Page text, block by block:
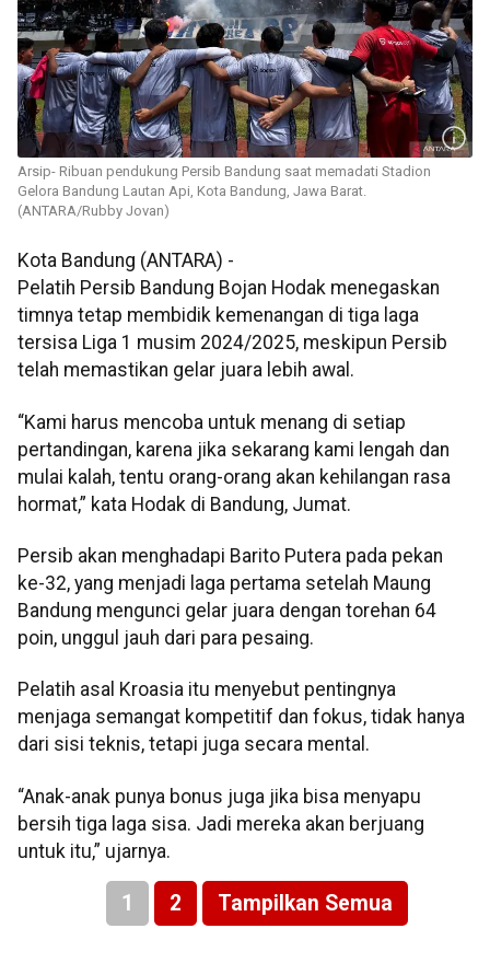
Arsip- Ribuan pendukung Persib Bandung saat memadati Stadion
Gelora Bandung Lautan Api, Kota Bandung, Jawa Barat.
(ANTARA/Rubby Jovan)
Kota Bandung (ANTARA) -
Pelatih Persib Bandung Bojan Hodak menegaskan
timnya tetap membidik kemenangan di tiga laga
tersisa Liga 1 musim 2024/2025, meskipun Persib
telah memastikan gelar juara lebih awal.
“Kami harus mencoba untuk menang di setiap
pertandingan, karena jika sekarang kami lengah dan
mulai kalah, tentu orang-orang akan kehilangan rasa
hormat,” kata Hodak di Bandung, Jumat.
Persib akan menghadapi Barito Putera pada pekan
ke-32, yang menjadi laga pertama setelah Maung
Bandung mengunci gelar juara dengan torehan 64
poin, unggul jauh dari para pesaing.
Pelatih asal Kroasia itu menyebut pentingnya
menjaga semangat kompetitif dan fokus, tidak hanya
dari sisi teknis, tetapi juga secara mental.
“Anak-anak punya bonus juga jika bisa menyapu
bersih tiga laga sisa. Jadi mereka akan berjuang
untuk itu,” ujarnya.
1 2 Tampilkan Semua